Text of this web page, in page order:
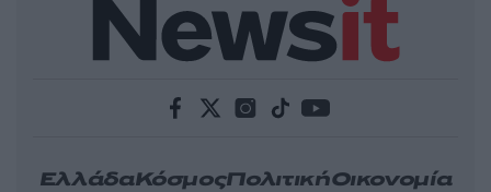
ΕλλάδαΚόσμοςΠολιτικήΟικονομία